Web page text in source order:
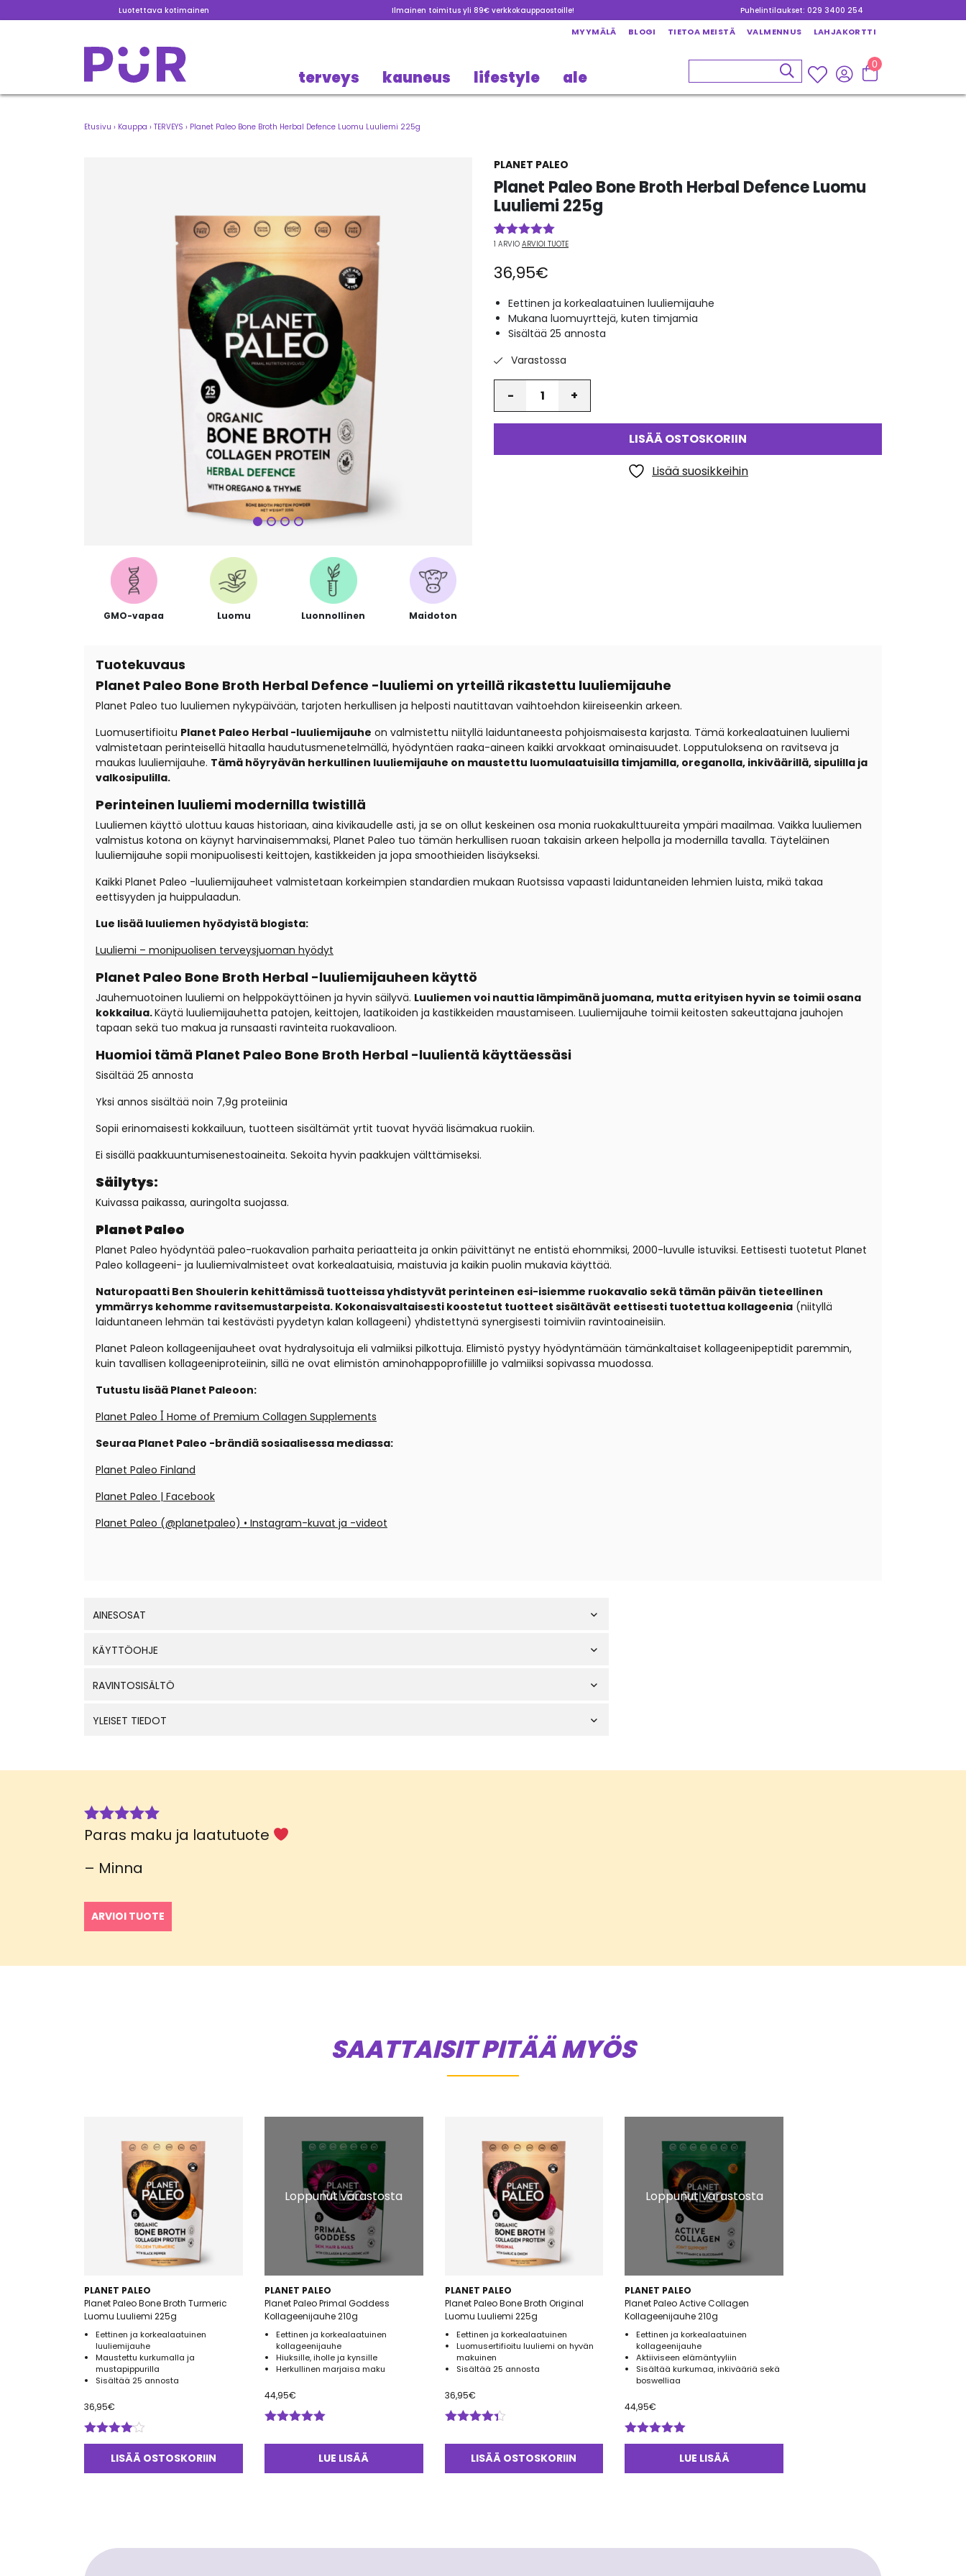
Luotettava kotimainen Ilmainen toimitus yli 89€ verkkokauppaostoille! Puhelintilaukset: 029 3400 254
MYYMÄLÄ BLOGI TIETOA MEISTÄ VALMENNUS LAHJAKORTTI
terveys kauneus lifestyle ale
0
Etusivu › Kauppa › TERVEYS › Planet Paleo Bone Broth Herbal Defence Luomu Luuliemi 225g
Seuraava
PLANET PALEO
Planet Paleo Bone Broth Herbal Defence Luomu
Luuliemi 225g
Arvio5.00
perustuen
1
asiakkaan
1 ARVIO ARVIOI TUOTE
36,95€
Eettinen ja korkealaatuinen luuliemijauhe
Mukana luomuyrttejä, kuten timjamia
Sisältää 25 annosta
Varastossa
LISÄÄ OSTOSKORIIN
Lisää suosikkeihin
GMO-vapaa Luomu Luonnollinen Maidoton
Tuotekuvaus
Planet Paleo Bone Broth Herbal Defence -luuliemi on yrteillä rikastettu luuliemijauhe
Planet Paleo tuo luuliemen nykypäivään, tarjoten herkullisen ja helposti nautittavan vaihtoehdon kiireiseenkin arkeen.
Luomusertifioitu Planet Paleo Herbal -luuliemijauhe on valmistettu niityllä laiduntaneesta pohjoismaisesta karjasta. Tämä korkealaatuinen luuliemi
valmistetaan perinteisellä hitaalla haudutusmenetelmällä, hyödyntäen raaka-aineen kaikki arvokkaat ominaisuudet. Lopputuloksena on ravitseva ja
maukas luuliemijauhe. Tämä höyryävän herkullinen luuliemijauhe on maustettu luomulaatuisilla timjamilla, oreganolla, inkiväärillä, sipulilla ja
valkosipulilla.
Perinteinen luuliemi modernilla twistillä
Luuliemen käyttö ulottuu kauas historiaan, aina kivikaudelle asti, ja se on ollut keskeinen osa monia ruokakulttuureita ympäri maailmaa. Vaikka luuliemen
valmistus kotona on käynyt harvinaisemmaksi, Planet Paleo tuo tämän herkullisen ruoan takaisin arkeen helpolla ja modernilla tavalla. Täyteläinen
luuliemijauhe sopii monipuolisesti keittojen, kastikkeiden ja jopa smoothieiden lisäykseksi.
Kaikki Planet Paleo -luuliemijauheet valmistetaan korkeimpien standardien mukaan Ruotsissa vapaasti laiduntaneiden lehmien luista, mikä takaa
eettisyyden ja huippulaadun.
Lue lisää luuliemen hyödyistä blogista:
Luuliemi – monipuolisen terveysjuoman hyödyt
Planet Paleo Bone Broth Herbal -luuliemijauheen käyttö
Jauhemuotoinen luuliemi on helppokäyttöinen ja hyvin säilyvä. Luuliemen voi nauttia lämpimänä juomana, mutta erityisen hyvin se toimii osana
kokkailua.Käytä luuliemijauhetta patojen, keittojen, laatikoiden ja kastikkeiden maustamiseen. Luuliemijauhe toimii keitosten sakeuttajana jauhojen
tapaan sekä tuo makua ja runsaasti ravinteita ruokavalioon.
Huomioi tämä Planet Paleo Bone Broth Herbal -luulientä käyttäessäsi
Sisältää 25 annosta
Yksi annos sisältää noin 7,9g proteiinia
Sopii erinomaisesti kokkailuun, tuotteen sisältämät yrtit tuovat hyvää lisämakua ruokiin.
Ei sisällä paakkuuntumisenestoaineita. Sekoita hyvin paakkujen välttämiseksi.
Säilytys:
Kuivassa paikassa, auringolta suojassa.
Planet Paleo
Planet Paleo hyödyntää paleo-ruokavalion parhaita periaatteita ja onkin päivittänyt ne entistä ehommiksi, 2000-luvulle istuviksi. Eettisesti tuotetut Planet
Paleo kollageeni- ja luuliemivalmisteet ovat korkealaatuisia, maistuvia ja kaikin puolin mukavia käyttää.
Naturopaatti Ben Shoulerin kehittämissä tuotteissa yhdistyvät perinteinen esi-isiemme ruokavalio sekä tämän päivän tieteellinen
ymmärrys kehomme ravitsemustarpeista. Kokonaisvaltaisesti koostetut tuotteet sisältävät eettisesti tuotettua kollageenia (niityllä
laiduntaneen lehmän tai kestävästi pyydetyn kalan kollageeni) yhdistettynä synergisesti toimiviin ravintoaineisiin.
Planet Paleon kollageenijauheet ovat hydralysoituja eli valmiiksi pilkottuja. Elimistö pystyy hyödyntämään tämänkaltaiset kollageenipeptidit paremmin,
kuin tavallisen kollageeniproteiinin, sillä ne ovat elimistön aminohappoprofiilille jo valmiiksi sopivassa muodossa.
Tutustu lisää Planet Paleoon:
Planet Paleo ꟾ Home of Premium Collagen Supplements
Seuraa Planet Paleo -brändiä sosiaalisessa mediassa:
Planet Paleo Finland
Planet Paleo | Facebook
Planet Paleo (@planetpaleo) • Instagram-kuvat ja -videot
AINESOSAT
KÄYTTÖOHJE
RAVINTOSISÄLTÖ
YLEISET TIEDOT
Arvostelu
/ 5
Paras maku ja laatutuote
– Minna
ARVIOI TUOTE
SAATTAISIT PITÄÄ MYÖS
PLANET PALEO
Planet Paleo Bone Broth Turmeric
Luomu Luuliemi 225g
Eettinen ja korkealaatuinen
luuliemijauhe
Maustettu kurkumalla ja
mustapippurilla
Sisältää 25 annosta
36,95€
Arvostelu
tuotteesta:
LISÄÄ OSTOSKORIIN
Loppunut varastosta
PLANET PALEO
Planet Paleo Primal Goddess
Kollageenijauhe 210g
Eettinen ja korkealaatuinen
kollageenijauhe
Hiuksille, iholle ja kynsille
Herkullinen marjaisa maku
44,95€
tuotteesta:
LUE LISÄÄ
PLANET PALEO
Planet Paleo Bone Broth Original
Luomu Luuliemi 225g
Eettinen ja korkealaatuinen
Luomusertifioitu luuliemi on hyvän
makuinen
Sisältää 25 annosta
36,95€
tuotteesta:
/ 5
LISÄÄ OSTOSKORIIN
Loppunut varastosta
PLANET PALEO
Planet Paleo Active Collagen
Kollageenijauhe 210g
Eettinen ja korkealaatuinen
kollageenijauhe
Aktiiviseen elämäntyyliin
Sisältää kurkumaa, inkivääriä sekä
boswelliaa
44,95€
Arvostelu
LUE LISÄÄ